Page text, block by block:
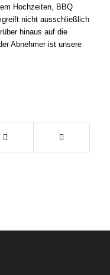
Hochzeiten, BBQ
nicht ausschließlich
hinaus auf die
Abnehmer ist unsere